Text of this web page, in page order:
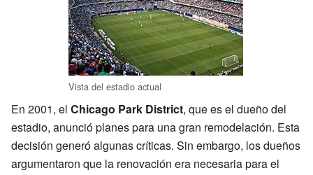
Vista del estadio actual
En 2001, el Chicago Park District, que es el dueño del
estadio, anunció planes para una gran remodelación. Esta
decisión generó algunas críticas. Sin embargo, los dueños
argumentaron que la renovación era necesaria para el